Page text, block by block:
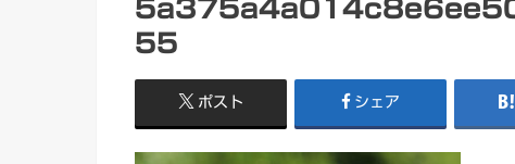
55
ポスト シェア